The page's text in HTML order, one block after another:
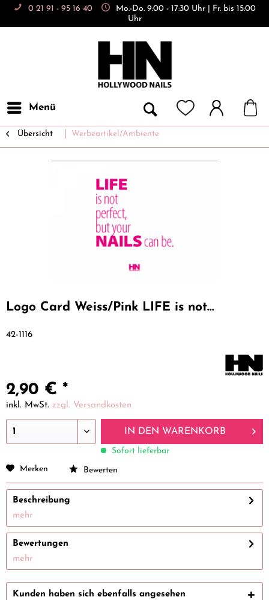
0 21 91 - 95 16 40
Mo.-Do. 9:00 - 17:30 Uhr | Fr. bis 15:00
Uhr
Menü
Übersicht Werbeartikel/Ambiente
Logo Card Weiss/Pink LIFE is not...
42-1116
2,90 € *
inkl. MwSt. zzgl. Versandkosten
IN DEN WARENKORB
Sofort lieferbar
Merken
Bewerten
Beschreibung
mehr
Bewertungen
mehr
Kunden haben sich ebenfalls angesehen